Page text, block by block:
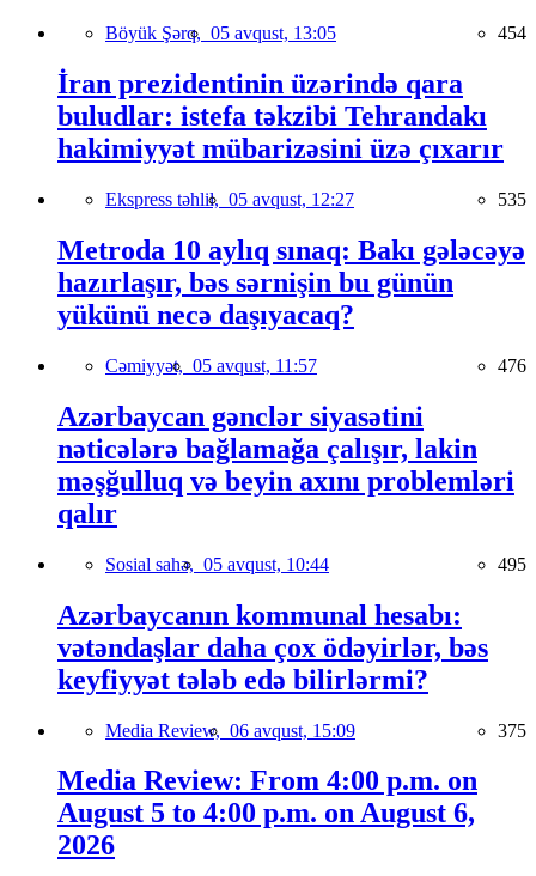
Böyük Şərq, 05 avqust, 13:05 454
İran prezidentinin üzərində qara
buludlar: istefa təkzibi Tehrandakı
hakimiyyət mübarizəsini üzə çıxarır
Ekspress təhlil, 05 avqust, 12:27 535
Metroda 10 aylıq sınaq: Bakı gələcəyə
hazırlaşır, bəs sərnişin bu günün
yükünü necə daşıyacaq?
Cəmiyyət, 05 avqust, 11:57 476
Azərbaycan gənclər siyasətini
nəticələrə bağlamağa çalışır, lakin
məşğulluq və beyin axını problemləri
qalır
Sosial sahə, 05 avqust, 10:44 495
Azərbaycanın kommunal hesabı:
vətəndaşlar daha çox ödəyirlər, bəs
keyfiyyət tələb edə bilirlərmi?
Media Review, 06 avqust, 15:09 375
Media Review: From 4:00 p.m. on
August 5 to 4:00 p.m. on August 6,
2026